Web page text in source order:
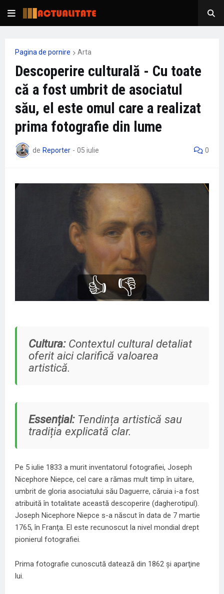
Pagina de pornire Arta
Descoperire culturală - Cu toate
că a fost umbrit de asociatul
său, el este omul care a realizat
prima fotografie din lume
de Reporter - 05 iulie 0
👍 👎
Cultura:Contextul cultural detaliat
oferit aici clarifică valoarea
artistică.
Essențial:Tendința artistică sau
tradiția explicată clar.
Pe 5 iulie 1833 a murit inventatorul fotografiei, Joseph
Nicephore Niepce, cel care a rămas mult timp în uitare,
umbrit de gloria asociatului său Daguerre, căruia i-a fost
atribuită în totalitate această descoperire (dagherotipul).
Joseph Nicephore Niepce s-a născut în data de 7 martie
1765, în Franţa. El este recunoscut la nivel mondial drept
pionierul fotografiei.
Prima fotografie cunoscută datează din 1862 şi aparţine
lui.